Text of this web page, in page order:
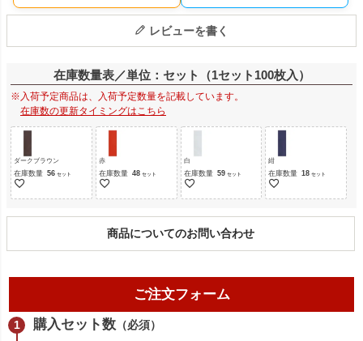
レビューを書く
在庫数量表／単位：セット（1セット100枚入）
※入荷予定商品は、入荷予定数量を記載しています。
在庫数の更新タイミングはこちら
ダークブラウン
在庫数量 56
赤
在庫数量 48
白
在庫数量 59
紺
在庫数量 18
商品についてのお問い合わせ
ご注文フォーム
購入セット数 （必須）